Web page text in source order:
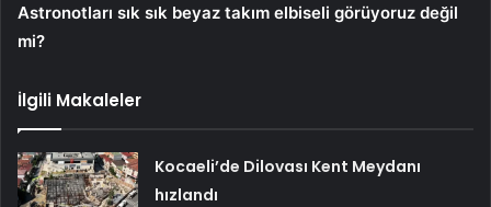
Astronotları sık sık beyaz takım elbiseli görüyoruz değil
mi?
İlgili Makaleler
Kocaeli’de Dilovası Kent Meydanı
hızlandı